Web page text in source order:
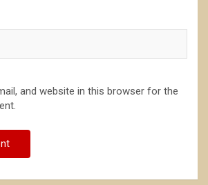
and website in this browser for the